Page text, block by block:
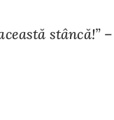
stâncă!”